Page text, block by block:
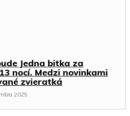
Jedna bitka za
nocí. Medzi novinkami
zvieratká
2025